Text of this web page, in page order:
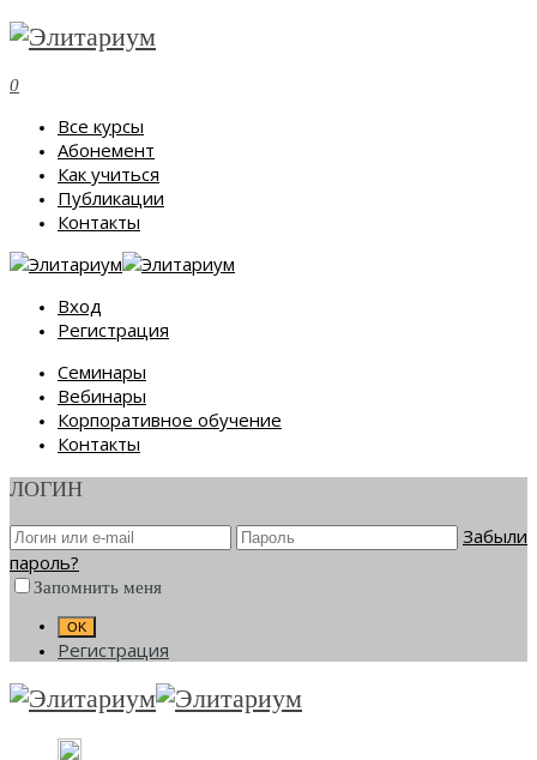
0
Все курсы
Абонемент
Как учиться
Публикации
Контакты
Вход
Регистрация
Семинары
Вебинары
Корпоративное обучение
Контакты
ЛОГИН
Забыли
пароль?
Запомнить меня
Регистрация